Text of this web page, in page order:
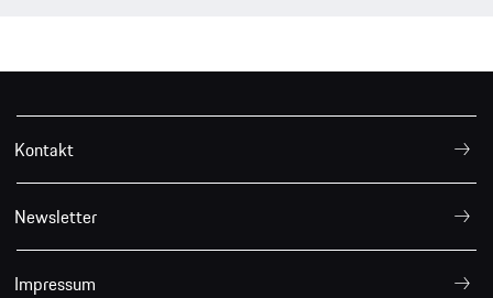
Kontakt
Newsletter
Impressum